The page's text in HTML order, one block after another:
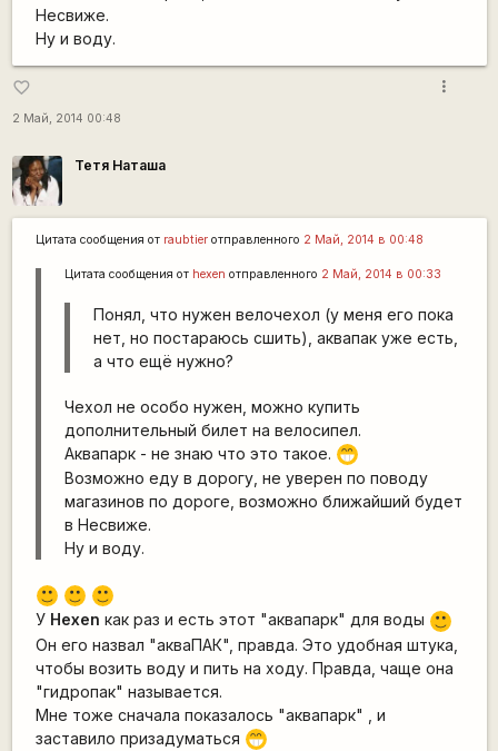
Несвиже.
Ну и воду.
favorite_border
2 Май, 2014 00:48
more_vert
Тетя Наташа
Цитата сообщения от raubtierотправленного 2 Май, 2014 в 00:48
Цитата сообщения от hexen отправленного 2 Май, 2014 в 00:33
Понял, что нужен велочехол (у меня его пока
нет, но постараюсь сшить), аквапак уже есть,
а что ещё нужно?
Чехол не особо нужен, можно купить
дополнительный билет на велосипел.
Аквапарк - не знаю что это такое. ;D
Возможно еду в дорогу, не уверен по поводу
магазинов по дороге, возможно ближайший будет
в Несвиже.
Ну и воду.
:) :)
:)
У Hexen как раз и есть этот "аквапарк" для воды
:)
Он его назвал "акваПАК", правда. Это удобная штука,
чтобы возить воду и пить на ходу. Правда, чаще она
"гидропак" называется.
Мне тоже сначала показалось "аквапарк" , и
заставило призадуматься ;D